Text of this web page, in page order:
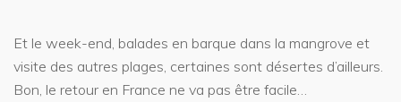
Et le week-end, balades en barque dans la mangrove et
visite des autres plages, certaines sont désertes d’ailleurs.
Bon, le retour en France ne va pas être facile…